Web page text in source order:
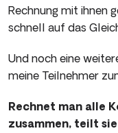
Rechnung mit ihnen
schnell auf das
Und noch eine
meine Teilnehmer
Rechnet man alle
zusammen, teilt